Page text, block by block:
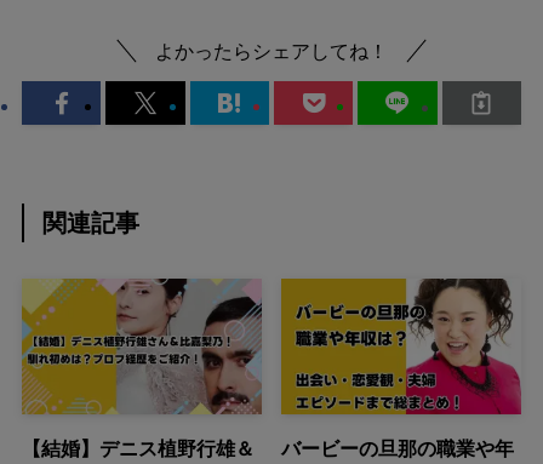
よかったらシェアしてね！
関連記事
【結婚】デニス植野行雄＆
バービーの旦那の職業や年